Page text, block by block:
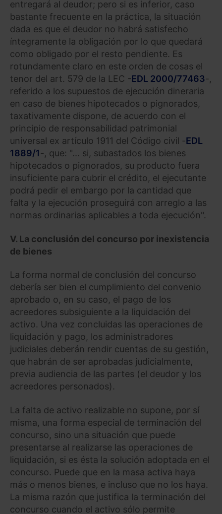
entregará al deudor; pero si es inferior, caso
bastante frecuente en la práctica, la situación
dada es que el deudor no habrá satisfecho
íntegramente la obligación por lo que quedará
como obligado por el resto pendiente. Es
rotundamente claro en este orden de cosas el
tenor del art. 579 de la LEC -EDL 2000/77463-,
referido a los supuestos de ejecución dineraria
en caso de bienes hipotecados o pignorados,
taxativamente dispone, de acuerdo con el
principio de responsabilidad patrimonial
universal ex artículo 1911 del Código civil -EDL
1889/1-, que: "... si, subastados los bienes
hipotecados o pignorados, su producto fuera
insuficiente para cubrir el crédito, el ejecutante
podrá pedir el embargo por la cantidad que
falta y la ejecución proseguirá con arreglo a las
normas ordinarias aplicables a toda ejecución".
V. La conclusión del concurso por inexistencia
de bienes
La forma normal de conclusión del concurso
debería ser bien el cumplimiento del convenio
aprobado o, en su caso, el pago de los
acreedores subsiguiente a la liquidación del
activo. Una vez concluidas las operaciones de
liquidación y pago, los administradores
judiciales deberán rendir cuentas de su gestión,
que habrán de ser aprobadas judicialmente,
previa audiencia de las partes (el deudor y los
acreedores personados).
La falta de activo realizable no supone, por sí
misma, una forma especial de terminación del
concurso, sino una situación que puede
presentarse al realizarse las operaciones de
liquidación, si es ésta la solución adoptada en el
concurso. Puede que en la masa activa haya
más o menos bienes, e incluso que no los haya.
La misma razón que justifica la terminación del
concurso cuando el activo sólo permite